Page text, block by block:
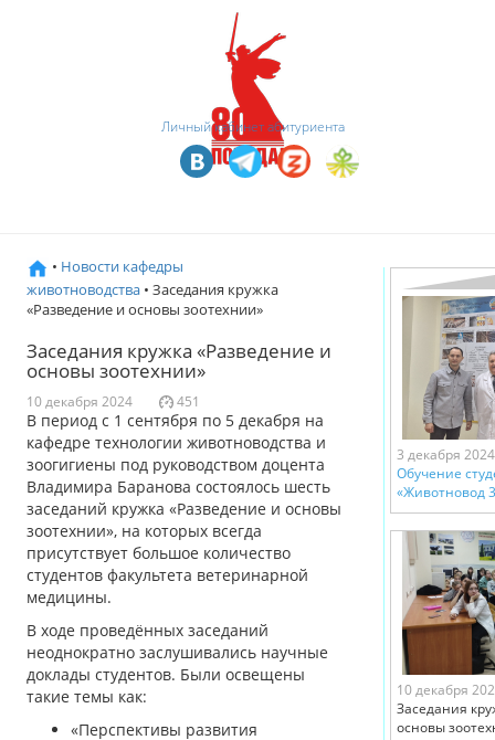
Личный кабинет абитуриента
• Новости кафедры
животноводства • Заседания кружка
«Разведение и основы зоотехнии»
Заседания кружка «Разведение и
основы зоотехнии»
10 декабря 2024 451
В период с 1 сентября по 5 декабря на
кафедре технологии животноводства и
зоогигиены под руководством доцента
Владимира Баранова состоялось шесть
заседаний кружка «Разведение и основы
зоотехнии», на которых всегда
присутствует большое количество
студентов факультета ветеринарной
медицины.
В ходе проведённых заседаний
неоднократно заслушивались научные
доклады студентов. Были освещены
такие темы как:
«Перспективы развития
3 декабря 2024
Обучение
«Животновод
10 декабря
Заседания
основы